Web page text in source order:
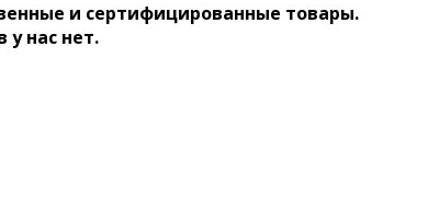
и сертифицированные товары.
у нас нет.